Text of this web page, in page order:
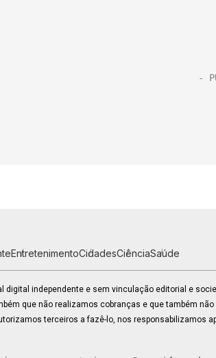
EntretenimentoCidadesCiênciaSaúde
digital independente e sem vinculação editorial e
que não realizamos cobranças e que também
terceiros a fazê-lo, nos responsabilizamos